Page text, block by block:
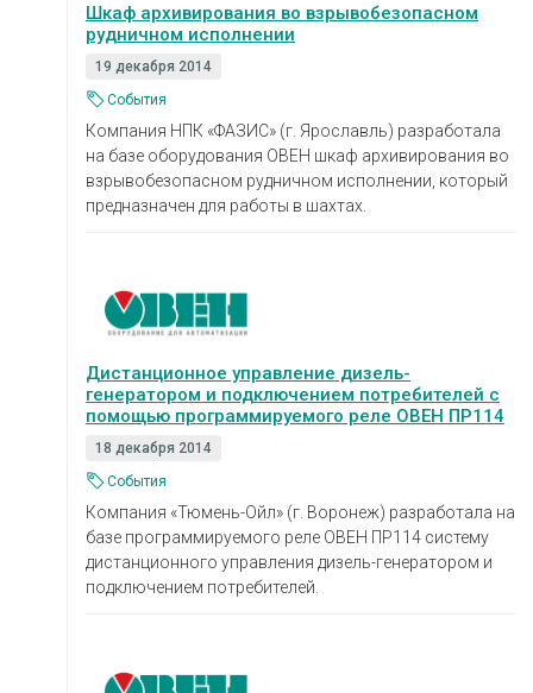
Шкаф архивирования во взрывобезопасном
рудничном исполнении
19 декабря 2014
События
Компания НПК «ФАЗИС» (г. Ярославль) разработала
на базе оборудования ОВЕН шкаф архивирования во
взрывобезопасном рудничном исполнении, который
предназначен для работы в шахтах.
Дистанционное управление дизель-
генератором и подключением потребителей с
помощью программируемого реле ОВЕН ПР114
18 декабря 2014
События
Компания «Тюмень-Ойл» (г. Воронеж) разработала на
базе программируемого реле ОВЕН ПР114 систему
дистанционного управления дизель-генератором и
подключением потребителей.